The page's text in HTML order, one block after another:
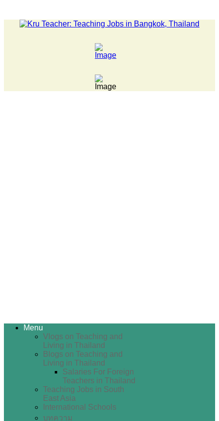
Menu
Vlogs on Teaching and
Living in Thailand
Blogs on Teaching and
Living in Thailand
Salaries For Foreign
Teachers in Thailand
Teaching Jobs in South
East Asia
International Schools
บทความ